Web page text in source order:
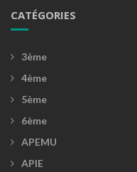
CATÉGORIES
3ème
4ème
5ème
6ème
APEMU
APIE